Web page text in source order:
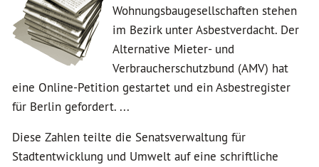
Wohnungsbaugesellschaften stehen
im Bezirk unter Asbestverdacht. Der
Alternative Mieter- und
Verbraucherschutzbund (AMV) hat
eine Online-Petition gestartet und ein Asbestregister
für Berlin gefordert. ...
Diese Zahlen teilte die Senatsverwaltung für
Stadtentwicklung und Umwelt auf eine schriftliche